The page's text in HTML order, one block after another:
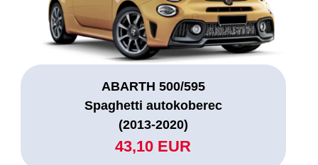
ABARTH 500/595
Spaghetti autokoberec
(2013-2020)
43,10 EUR